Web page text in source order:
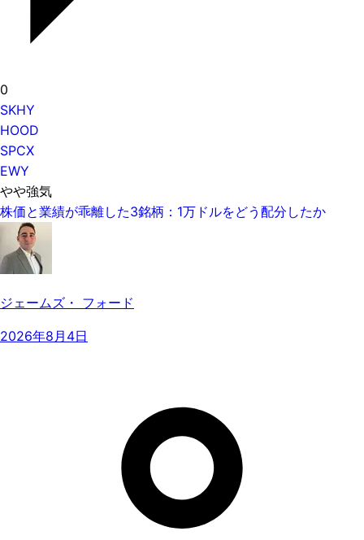
0
SKHY
HOOD
SPCX
EWY
やや強気
株価と業績が乖離した3銘柄：1万ドルをどう配分したか
ジェームズ・ フォード
2026年8月4日